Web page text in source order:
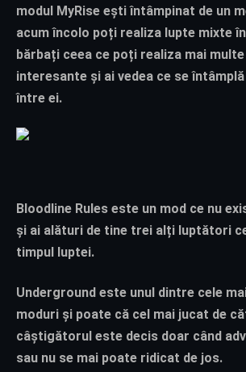
modul MyRise ești întâmpinat de un
acum încolo poți realiza lupte mixte
bărbați ceea ce poți realiza mai
interesante și ai vedea ce se
între ei.
Bloodline Rules este un mod ce nu
și ai alături de tine trei alți luptători
timpul luptei.
Underground este unul dintre cele
moduri și poate că cel mai jucat de
câștigătorul este decis doar când
sau nu se mai poate ridicat de jos.